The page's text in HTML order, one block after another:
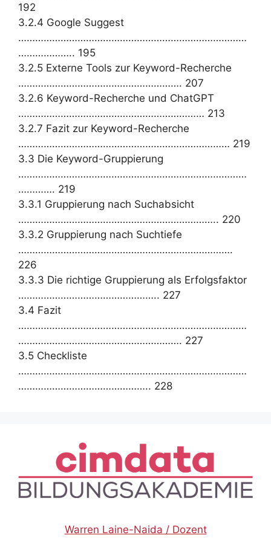
192
3.2.4 Google Suggest
………………………………………………………………………
……………….. 195
3.2.5 Externe Tools zur Keyword-Recherche
…………………………………………………. 207
3.2.6 Keyword-Recherche und ChatGPT
………………………………………………………… 213
3.2.7 Fazit zur Keyword-Recherche
………………………………………………………………… 219
3.3 Die Keyword-Gruppierung
………………………………………………………………………
…………. 219
3.3.1 Gruppierung nach Suchabsicht
…………………………………………………………….. 220
3.3.2 Gruppierung nach Suchtiefe
………………………………………………………………….
226
3.3.3 Die richtige Gruppierung als Erfolgsfaktor
………………………………………….. 227
3.4 Fazit
………………………………………………………………………
…………………………………………………. 227
3.5 Checkliste
………………………………………………………………………
……………………………………….. 228
Warren Laine-Naida / Dozent